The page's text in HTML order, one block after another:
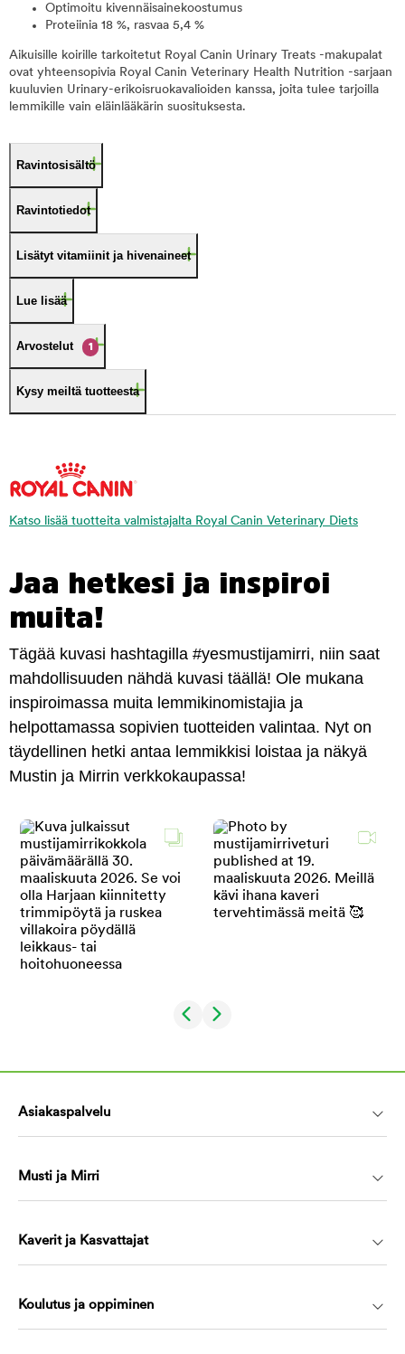
Optimoitu kivennäisainekoostumus
Proteiinia 18 %, rasvaa 5,4 %
Aikuisille koirille tarkoitetut Royal Canin Urinary Treats -makupalat
ovat yhteensopivia Royal Canin Veterinary Health Nutrition -sarjaan
kuuluvien Urinary-erikoisruokavalioiden kanssa, joita tulee tarjoilla
lemmikille vain eläinlääkärin suosituksesta.
Ravintosisältö
Ravintotiedot
Lisätyt vitamiinit ja hivenaineet
Lue lisää
Arvostelut 1
Kysy meiltä tuotteesta
Katso lisää tuotteita valmistajalta Royal Canin Veterinary Diets
Jaa hetkesi ja inspiroi
muita!
Tägää kuvasi hashtagilla #yesmustijamirri, niin saat
mahdollisuuden nähdä kuvasi täällä! Ole mukana
inspiroimassa muita lemmikinomistajia ja
helpottamassa sopivien tuotteiden valintaa. Nyt on
täydellinen hetki antaa lemmikkisi loistaa ja näkyä
Mustin ja Mirrin verkkokaupassa!
Asiakaspalvelu
Musti ja Mirri
Kaverit ja Kasvattajat
Koulutus ja oppiminen